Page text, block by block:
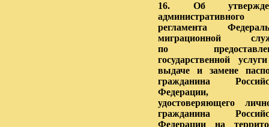
16.
Об
административного
регламента
миграционной
по
государственной
выдаче и замене
гражданина
Федерации,
удостоверяющего
гражданина
Федерации на